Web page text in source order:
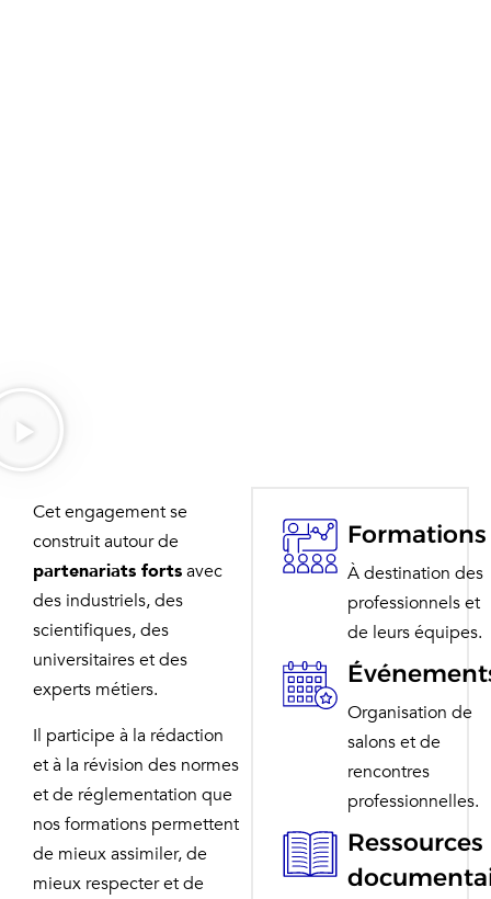
Cet engagement se
construit autour de
partenariats fortsavec
des industriels, des
scientifiques, des
universitaires et des
experts métiers.
Il participe à la rédaction
et à la révision des normes
et de réglementation que
nos formations permettent
de mieux assimiler, de
mieux respecter et de
Formations
À destination des
professionnels et
de leurs équipes.
Organisation de
salons et de
rencontres
professionnelles.
Ressources